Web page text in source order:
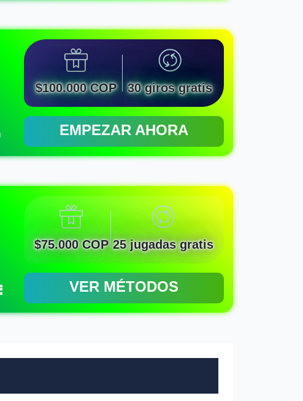
$100.000 COP 30 giros gratis
EMPEZAR AHORA
$75.000 COP 25 jugadas gratis
VER MÉTODOS